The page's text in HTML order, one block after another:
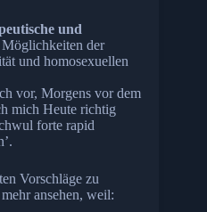
und
Möglichkeiten der
und homosexuellen
vor, Morgens vor dem
mich Heute richtig
forte rapid
Vorschläge zu
ansehen, weil: